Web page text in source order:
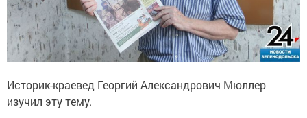
Историк-краевед Георгий Александрович Мюллер
изучил эту тему.